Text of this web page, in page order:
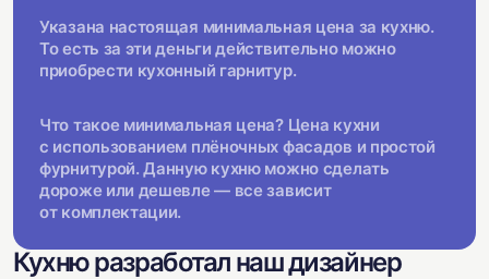
Указана настоящая минимальная цена за кухню.
То есть за эти деньги действительно можно
приобрести кухонный гарнитур.
Что такое минимальная цена? Цена кухни
с использованием плёночных фасадов и простой
фурнитурой. Данную кухню можно сделать
дороже или дешевле — все зависит
от комплектации.
Кухню разработал наш дизайнер